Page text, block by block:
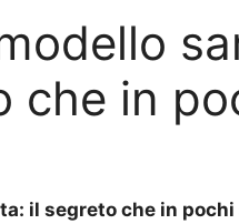
che in
il segreto che in